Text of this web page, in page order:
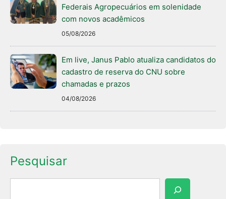
Federais Agropecuários em solenidade
com novos acadêmicos
05/08/2026
Em live, Janus Pablo atualiza candidatos do
cadastro de reserva do CNU sobre
chamadas e prazos
04/08/2026
Pesquisar